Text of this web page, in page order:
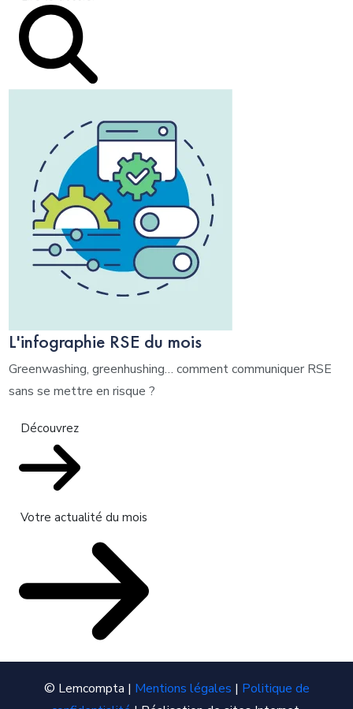
L'infographie RSE du mois
Greenwashing, greenhushing… comment communiquer RSE
sans se mettre en risque ?
Découvrez
Votre actualité du mois
© Lemcompta | Mentions légales | Politique de